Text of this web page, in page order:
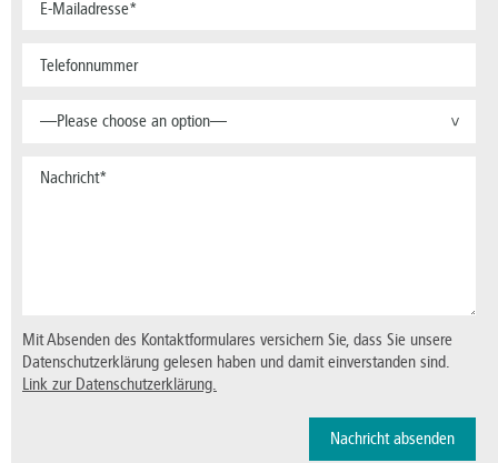
—Please choose an option— >
Mit Absenden des Kontaktformulares versichern Sie, dass Sie unsere
Datenschutzerklärung gelesen haben und damit einverstanden sind.
Link zur Datenschutzerklärung.